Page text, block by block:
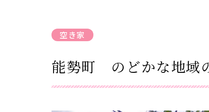
空き家
能勢町 のどかな地域